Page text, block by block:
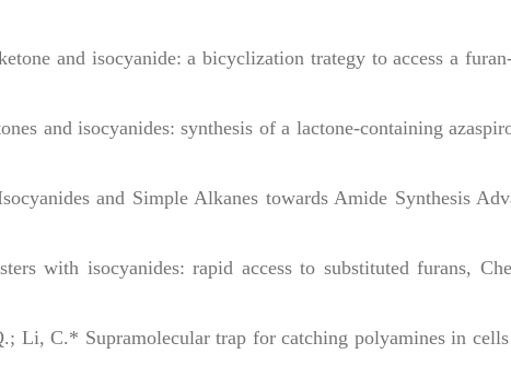
and isocyanide: a bicyclization trategy to access a
and isocyanides: synthesis of a lactone-containing
and Simple Alkanes towards Amide Synthesis
with isocyanides: rapid access to substituted furans,
C.* Supramolecular trap for catching polyamines in cells